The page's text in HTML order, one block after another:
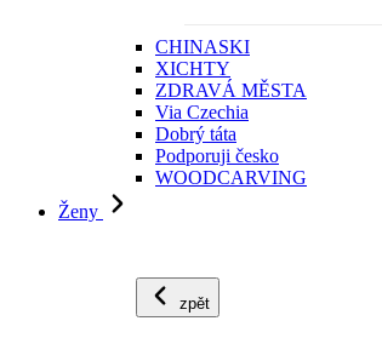
CHINASKI
XICHTY
ZDRAVÁ MĚSTA
Via Czechia
Dobrý táta
Podporuji česko
WOODCARVING
Ženy
zpět